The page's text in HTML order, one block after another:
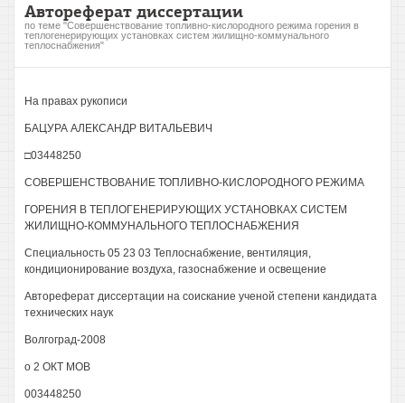
Автореферат диссертации
по теме "Совершенствование топливно-кислородного режима горения в
теплогенерирующих установках систем жилищно-коммунального
теплоснабжения"
На правах рукописи
БАЦУРА АЛЕКСАНДР ВИТАЛЬЕВИЧ
□03448250
СОВЕРШЕНСТВОВАНИЕ ТОПЛИВНО-КИСЛОРОДНОГО РЕЖИМА
ГОРЕНИЯ В ТЕПЛОГЕНЕРИРУЮЩИХ УСТАНОВКАХ СИСТЕМ
ЖИЛИЩНО-КОММУНАЛЬНОГО ТЕПЛОСНАБЖЕНИЯ
Специальность 05 23 03 Теплоснабжение, вентиляция,
кондиционирование воздуха, газоснабжение и освещение
Автореферат диссертации на соискание ученой степени кандидата
технических наук
Волгоград-2008
о 2 ОКТ МОВ
003448250